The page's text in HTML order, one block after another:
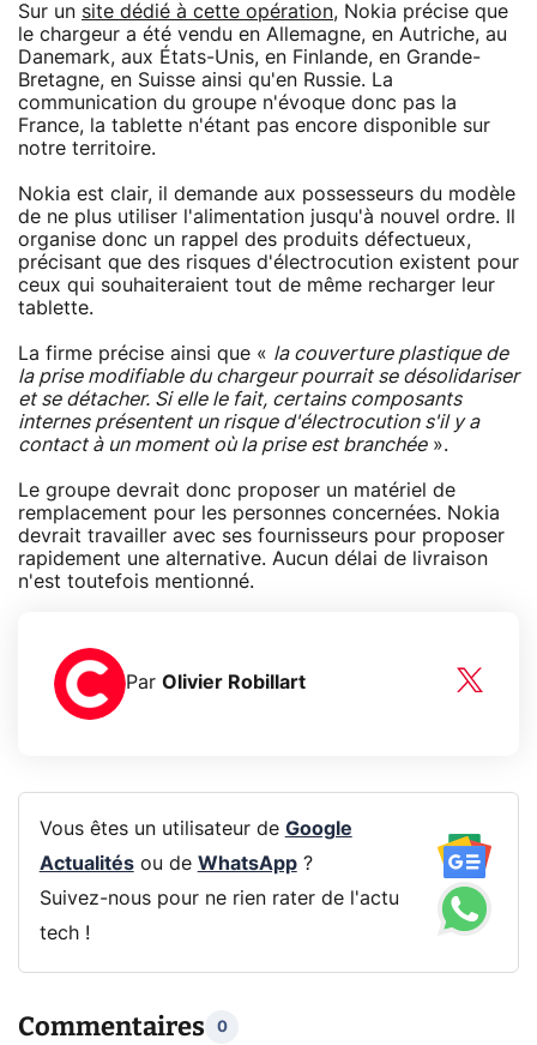
Sur un site dédié à cette opération, Nokia précise que
le chargeur a été vendu en Allemagne, en Autriche, au
Danemark, aux États-Unis, en Finlande, en Grande-
Bretagne, en Suisse ainsi qu'en Russie. La
communication du groupe n'évoque donc pas la
France, la tablette n'étant pas encore disponible sur
notre territoire.
Nokia est clair, il demande aux possesseurs du modèle
de ne plus utiliser l'alimentation jusqu'à nouvel ordre. Il
organise donc un rappel des produits défectueux,
précisant que des risques d'électrocution existent pour
ceux qui souhaiteraient tout de même recharger leur
tablette.
La firme précise ainsi que « la couverture plastique de
la prise modifiable du chargeur pourrait se désolidariser
et se détacher. Si elle le fait, certains composants
internes présentent un risque d'électrocution s'il y a
contact à un moment où la prise est branchée».
Le groupe devrait donc proposer un matériel de
remplacement pour les personnes concernées. Nokia
devrait travailler avec ses fournisseurs pour proposer
rapidement une alternative. Aucun délai de livraison
n'est toutefois mentionné.
Par Olivier Robillart
Vous êtes un utilisateur de Google
Actualitésou de WhatsApp?
Suivez-nous pour ne rien rater de l'actu
tech !
Commentaires 0